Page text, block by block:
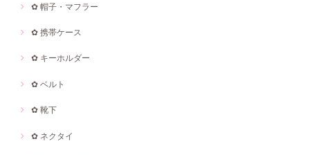
✿ 帽子・マフラー
✿ 携帯ケース
✿ キーホルダー
✿ ベルト
✿ 靴下
✿ ネクタイ